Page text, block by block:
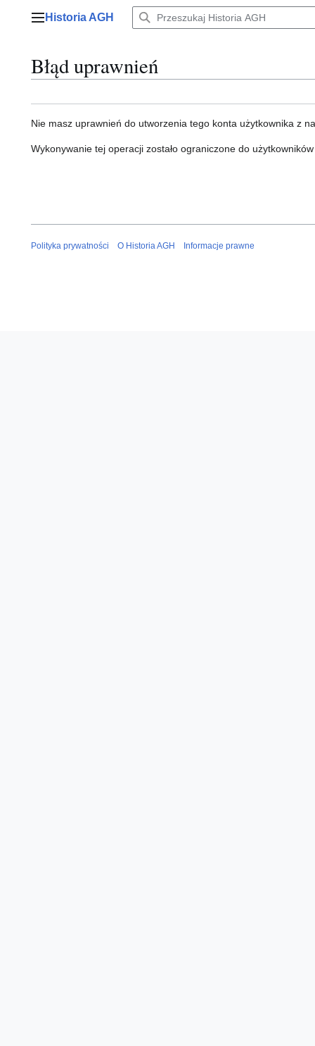
Menu główne
Historia AGH
Błąd uprawnień
Nie masz uprawnień do utworzenia tego konta użytkownika z
Wykonywanie tej operacji zostało ograniczone do
Polityka prywatności O Historia AGH Informacje prawne